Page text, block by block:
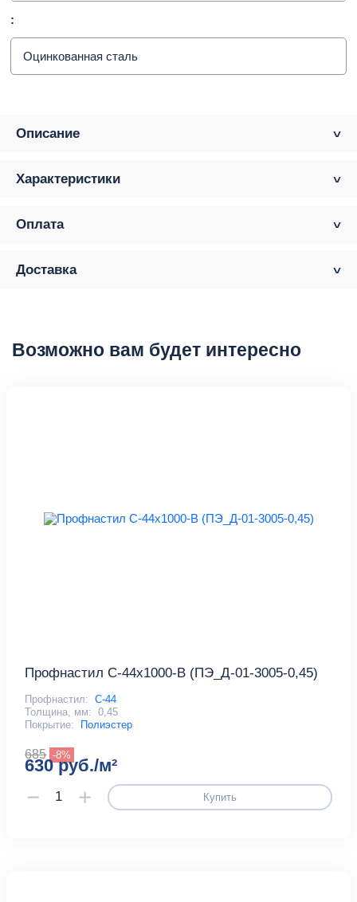
:
Оцинкованная сталь
Описание
Характеристики
Оплата
Доставка
Возможно вам будет интересно
Профнастил С-44x1000-B (ПЭ_Д-01-3005-0,45)
Профнастил: С-44
Толщина, мм: 0,45
Покрытие:
Полиэстер
685 -8%
630 руб./м²
Купить